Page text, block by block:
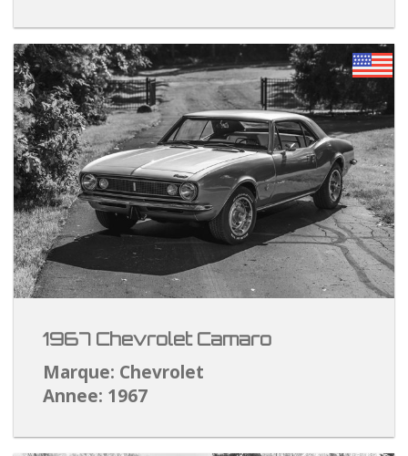
1967 Chevrolet Camaro
Marque: Chevrolet
Annee: 1967